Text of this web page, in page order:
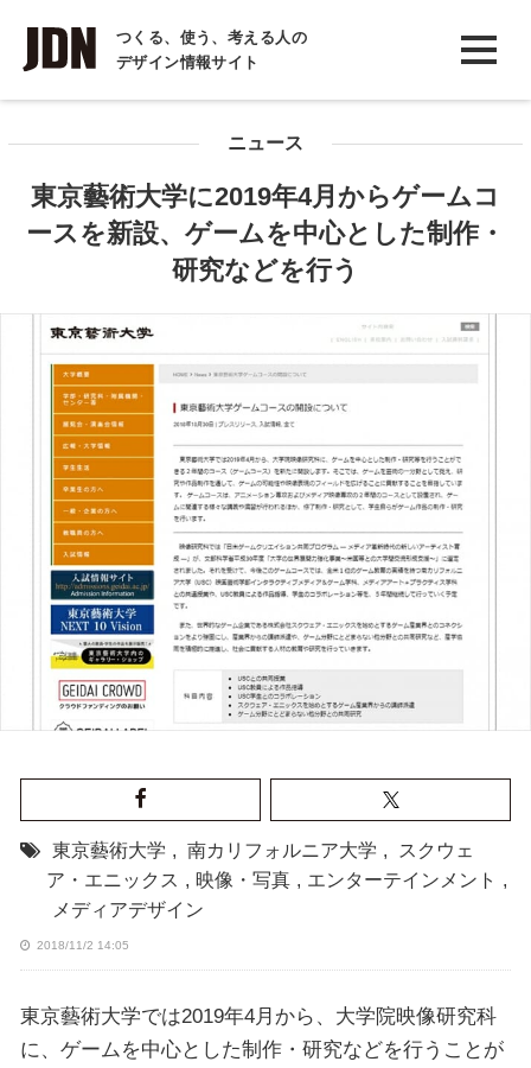
つくる、使う、考える人の
デザイン情報サイト
INTERVIEW
インタビュー
COLUMN
ニュース
東京藝術大学に2019年4月からゲームコ
ースを新設、ゲームを中心とした制作・
研究などを行う
東京藝術大学 , 南カリフォルニア大学 ,
スクウェ
ア・エニックス , 映像・写真 , エンターテインメント ,
メディアデザイン
2018/11/2 14:05
東京藝術大学では2019年4月から、大学院映像研究科
に、ゲームを中心とした制作・研究などを行うことが